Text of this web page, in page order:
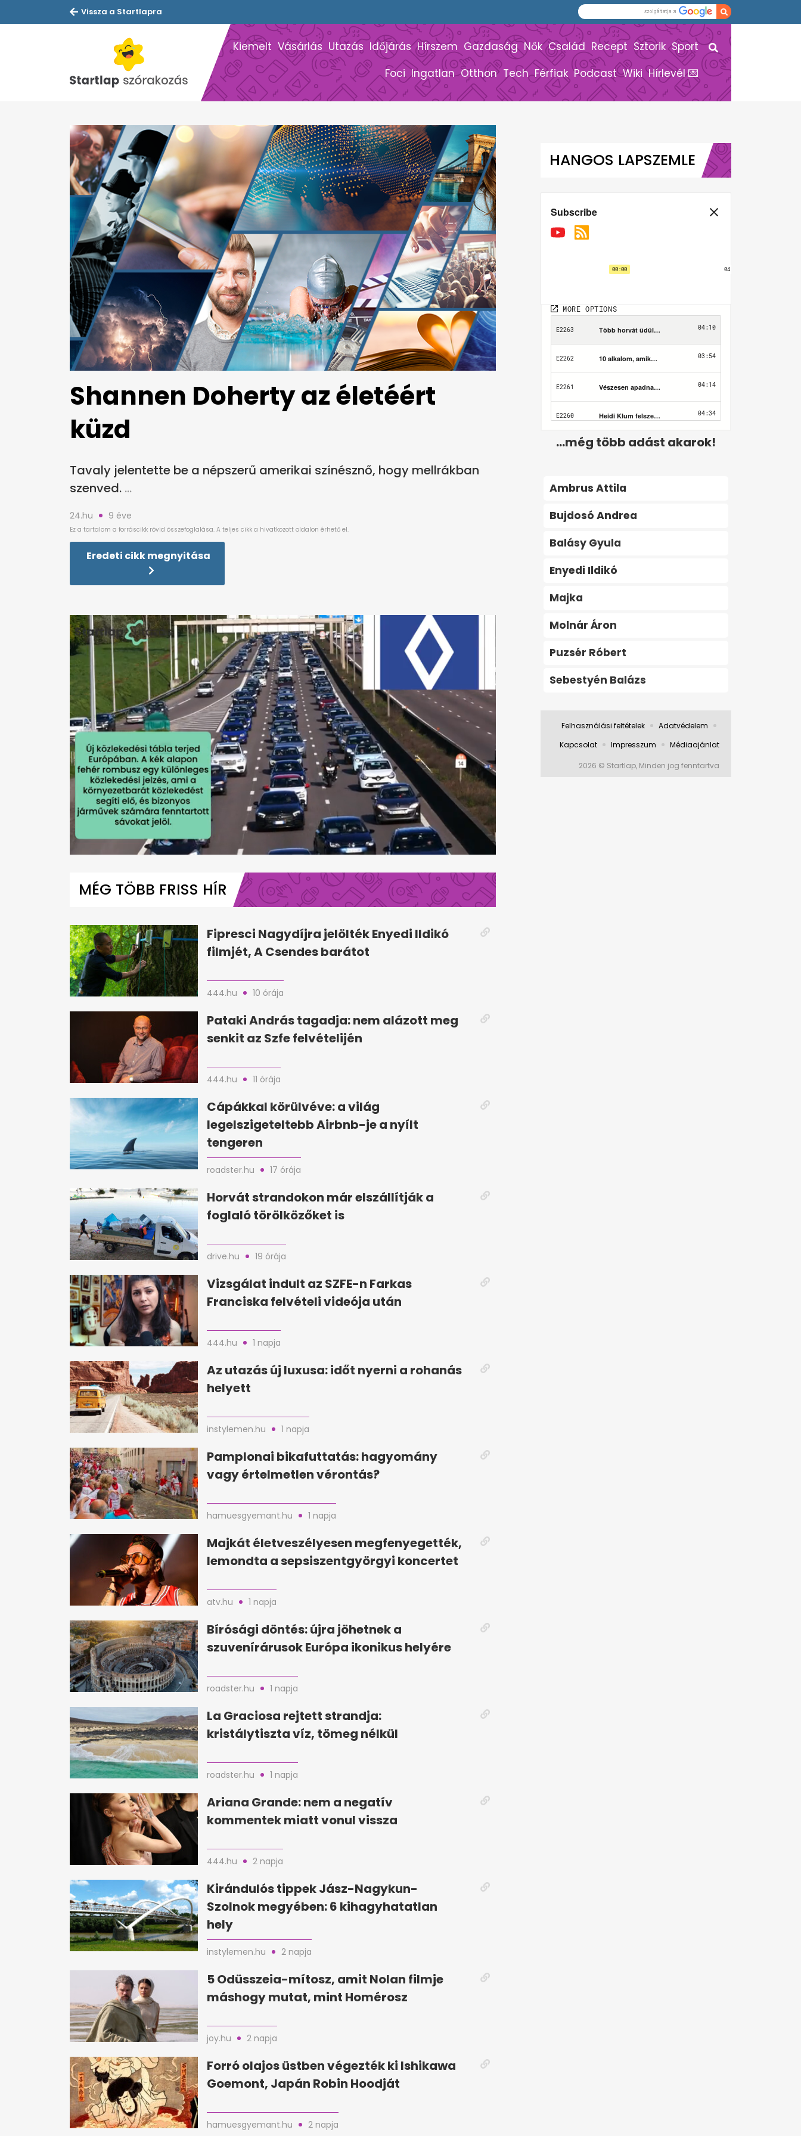
Vissza a Startlapra
Kiemelt Vásárlás Utazás Időjárás Hírszem Gazdaság Nők Család Recept Sztorik Sport
Foci Ingatlan Otthon Tech Férfiak Podcast Wiki Hírlevél 💌
Shannen Doherty az életéért
küzd
Tavaly jelentette be a népszerű amerikai színésznő, hogy mellrákban
szenved.
24.hu 9 éve
Eredeti cikk megnyitása
minute,
0%
MÉG TÖBB FRISS HÍR
Fipresci Nagydíjra jelölték Enyedi Ildikó
filmjét, A Csendes barátot
444.hu 10 órája
Pataki András tagadja: nem alázott meg
senkit az Szfe felvételijén
444.hu 11 órája
Cápákkal körülvéve: a világ
legelszigeteltebb Airbnb-je a nyílt
tengeren
roadster.hu 17 órája
Horvát strandokon már elszállítják a
foglaló törölközőket is
drive.hu 19 órája
Vizsgálat indult az SZFE-n Farkas
Franciska felvételi videója után
444.hu 1 napja
Az utazás új luxusa: időt nyerni a rohanás
helyett
instylemen.hu 1 napja
Pamplonai bikafuttatás: hagyomány
vagy értelmetlen vérontás?
hamuesgyemant.hu 1 napja
Majkát életveszélyesen megfenyegették,
lemondta a sepsiszentgyörgyi koncertet
atv.hu 1 napja
Bírósági döntés: újra jöhetnek a
szuvenírárusok Európa ikonikus helyére
roadster.hu 1 napja
La Graciosa rejtett strandja:
kristálytiszta víz, tömeg nélkül
roadster.hu 1 napja
Ariana Grande: nem a negatív
kommentek miatt vonul vissza
444.hu 2 napja
Kirándulós tippek Jász-Nagykun-
Szolnok megyében: 6 kihagyhatatlan
hely
instylemen.hu 2 napja
5 Odüsszeia-mítosz, amit Nolan filmje
máshogy mutat, mint Homérosz
joy.hu 2 napja
Forró olajos üstben végezték ki Ishikawa
Goemont, Japán Robin Hoodját
hamuesgyemant.hu 2 napja
HANGOS LAPSZEMLE
...még több adást akarok!
Ambrus Attila
Bujdosó Andrea
Balásy Gyula
Enyedi Ildikó
Majka
Molnár Áron
Puzsér Róbert
Sebestyén Balázs
Felhasználási feltételek
Adatvédelem
Kapcsolat
Impresszum Médiaajánlat
2026 © Startlap, Minden jog fenntartva